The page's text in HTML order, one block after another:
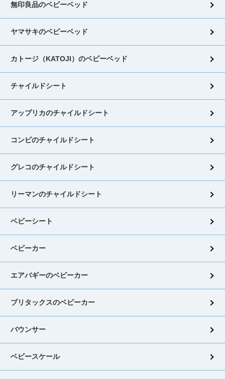
無印良品のベビーベッド
ヤマサキのベビーベッド
カトージ（KATOJI）のベビーベッド
チャイルドシート
アップリカのチャイルドシート
コンビのチャイルドシート
グレコのチャイルドシート
リーマンのチャイルドシート
ベビーシート
ベビーカー
エアバギーのベビーカー
ブリタックスのベビーカー
バウンサー
ベビースケール